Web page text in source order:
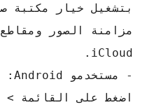
مزامنة الصور
iCloud.
اضغط على القائمة >